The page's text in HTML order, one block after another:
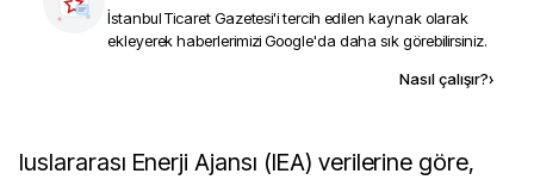
İstanbul Ticaret Gazetesi'i tercih edilen kaynak olarak
ekleyerek haberlerimizi Google'da daha sık görebilirsiniz.
Nasıl çalışır?›
luslararası Enerji Ajansı (IEA) verilerine göre,